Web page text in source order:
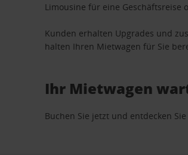
Limousine für eine Geschäftsreise
Kunden erhalten Upgrades und
halten Ihren Mietwagen für Sie
Ihr Mietwagen
Buchen Sie jetzt und entdecken